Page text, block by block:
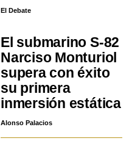
El Debate
El submarino S-82
Narciso Monturiol
supera con éxito
su primera
inmersión estática
Alonso Palacios